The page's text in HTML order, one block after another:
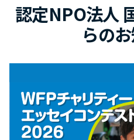
認定NPO法人
らの